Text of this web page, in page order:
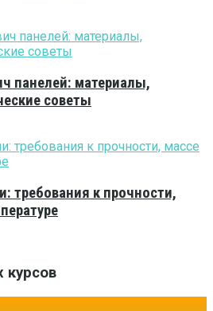
панелей: материалы,
советы
требования к прочности,